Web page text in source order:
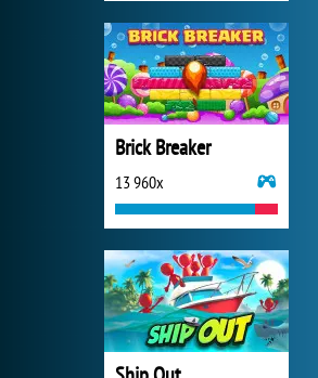
Brick Breaker
13 960x